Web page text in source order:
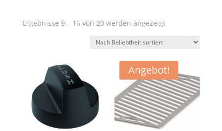
Ergebnisse 9 – 16 von 20 werden angezeigtNach
Angebot!